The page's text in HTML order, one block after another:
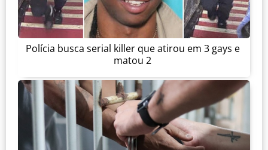
Polícia busca serial killer que atirou em 3 gays e
matou 2